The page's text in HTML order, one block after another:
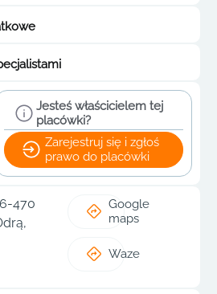
Jesteś właścicielem tej
placówki?
Zarejestruj się i zgłoś
prawo do placówki
470
Google
maps
Waze